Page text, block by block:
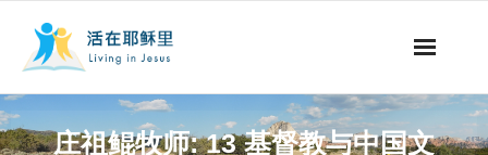
庄祖鲲牧师: 13 基督教与中国文